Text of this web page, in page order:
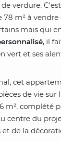
verdure.
m² à vendre
mais qui
, il
vert et ses
cet
de vie
m², complété
centre du
et de la